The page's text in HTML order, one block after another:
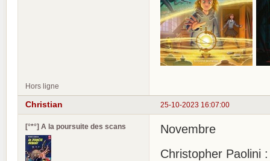
Hors ligne
25-10-2023 16:07:00
Christian
[°*°] A la poursuite des scans
Novembre
Christopher Paolini